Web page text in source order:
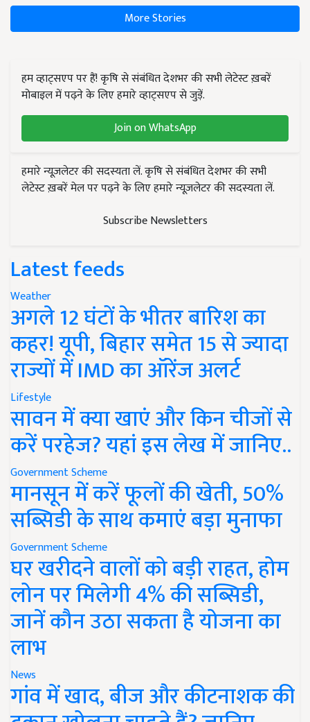
More Stories
हम व्हाट्सएप पर हैं! कृषि से संबंधित देशभर की सभी लेटेस्ट ख़बरें
मोबाइल में पढ़ने के लिए हमारे व्हाट्सएप से जुड़ें.
Join on WhatsApp
हमारे न्यूज़लेटर की सदस्यता लें. कृषि से संबंधित देशभर की सभी
लेटेस्ट ख़बरें मेल पर पढ़ने के लिए हमारे न्यूज़लेटर की सदस्यता लें.
Subscribe Newsletters
Latest feeds
Weather
अगले 12 घंटों के भीतर बारिश का
कहर! यूपी, बिहार समेत 15 से ज्यादा
राज्यों में IMD का ऑरेंज अलर्ट
Lifestyle
सावन में क्या खाएं और किन चीजों से
करें परहेज? यहां इस लेख में जानिए..
Government Scheme
मानसून में करें फूलों की खेती, 50%
सब्सिडी के साथ कमाएं बड़ा मुनाफा
Government Scheme
घर खरीदने वालों को बड़ी राहत, होम
लोन पर मिलेगी 4% की सब्सिडी,
जानें कौन उठा सकता है योजना का
लाभ
News
गांव में खाद, बीज और कीटनाशक की